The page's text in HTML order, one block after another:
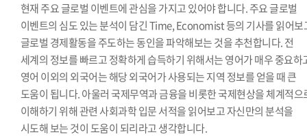
현재 주요 글로벌 이벤트에 관심을 가지고 있어야 합니다. 주요 글로벌
이벤트의 심도 있는 분석이 담긴 Time, Economist 등의 기사를 읽어보
글로벌 경제활동을 주도하는 동인을 파악해보는 것을 추천합니다. 전
세계의 정보를 빠르고 정확하게 습득하기 위해서는 영어가 매우 중요하
영어 이외의 외국어는 해당 외국어가 사용되는 지역 정보를 얻을 때 큰
도움이 됩니다. 아울러 국제무역과 금융을 비롯한 국제현상을 체계적으
이해하기 위해 관련 사회과학 입문 서적을 읽어보고 자신만의 분석을
시도해 보는 것이 도움이 되리라고 생각합니다.